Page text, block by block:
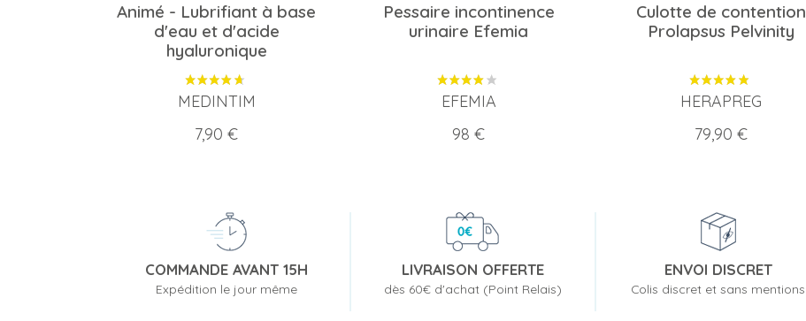
Animé - Lubrifiant à base
d'eau et d'acide
hyaluronique
MEDINTIM
Prix
7,90 €
Pessaire incontinence
urinaire Efemia
EFEMIA
Prix
98 €
Culotte de contention
Prolapsus Pelvinity
HERAPREG
Prix
79,90 €
COMMANDE AVANT 15H
Expédition le jour même
LIVRAISON OFFERTE
dès 60€ d'achat (Point Relais)
ENVOI DISCRET
Colis discret et sans mentions